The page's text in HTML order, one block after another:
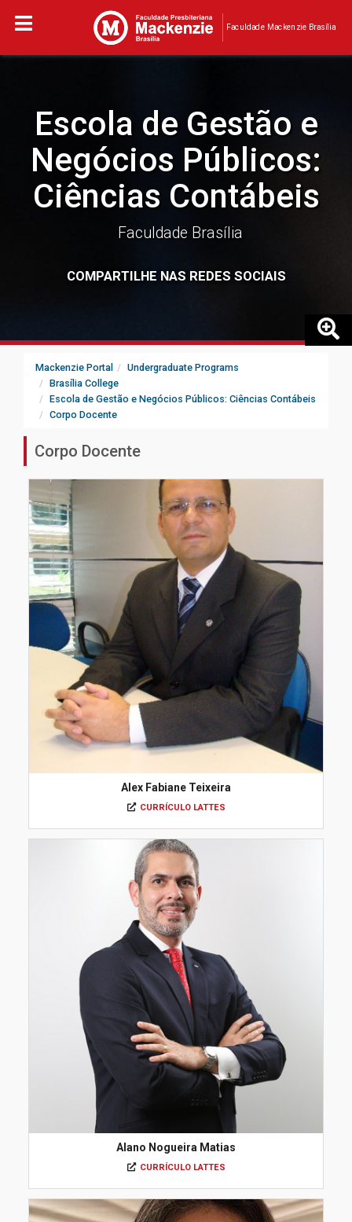
Faculdade Mackenzie Brasília
Escola de Gestão e
Negócios Públicos:
Ciências Contábeis
Faculdade Brasília
COMPARTILHE NAS REDES SOCIAIS
Mackenzie Portal
Undergraduate Programs
Brasília College
Escola de Gestão e Negócios Públicos: Ciências Contábeis
Corpo Docente
Corpo Docente
Alex Fabiane Teixeira
CURRÍCULO LATTES
Alano Nogueira Matias
CURRÍCULO LATTES